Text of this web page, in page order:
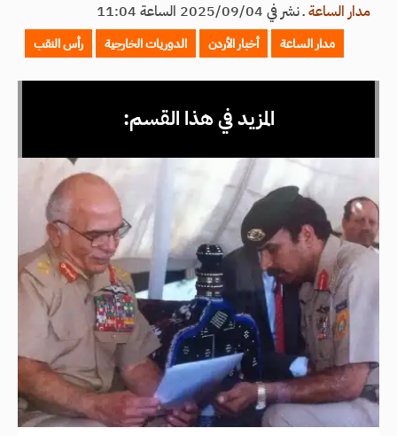
مدار الساعةـنشر في 2025/09/04 الساعة 11:04
مدار الساعة أخبار الأردن الدوريات الخارجية رأس النقب
المزيد في هذا القسم: